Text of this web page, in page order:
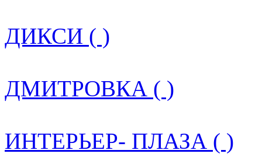
ДИКСИ ( )
ДМИТРОВКА ( )
ИНТЕРЬЕР- ПЛАЗА ( )